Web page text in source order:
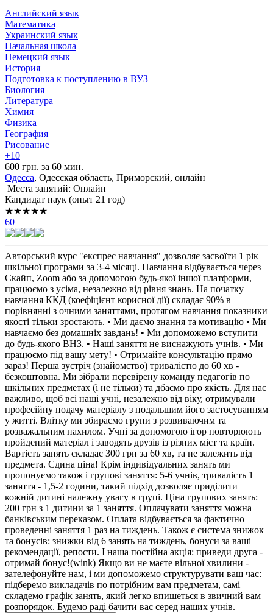
Английский язык
Математика
Украинский язык
Начальная школа
Немецкий язык
История
Подготовка к поступлению в ВУЗ
Биология
Литература
Химия
Физика
География
Рисование
+10
600 грн. за 60 мин.
Одесса, Одесская область, Приморский, онлайн
Места занятий: Онлайн
Кандидат наук (опыт 21 год)
★★★★★
60
Авторський курс "експрес навчання" дозволяє засвоїти 1 рік
шкільної програми за 3-4 місяці. Навчання відбувається через
Скайп, Zoom або за допомогою будь-якої іншої платформи,
працюємо з усіма, незалежно від рівня знань. На початку
навчання ККД (коефіцієнт корисної дії) складає 90% в
порівнянні з очними заняттями, протягом навчання показники
якості тільки зростають. • Ми даємо знання та мотивацію • Ми
навчаємо без домашніх завдань! • Ми допоможемо вступити
до будь-якого ВНЗ. • Наші заняття не виснажують учнів. • Ми
працюємо під вашу мету! • Отримайте консультацію прямо
зараз! Перша зустріч (знайомство) тривалістю до 60 хв -
безкоштовна. Ми зібрали перевірену команду педагогів по
шкільних предметах (і не тільки) та дбаємо про якість. Для нас
важливо, щоб всі наші учні, незалежно від віку, отримували
професійну подачу матеріалу з подальшим його застосуванням
у житті. Влітку ми збираємо групи з розвиваючим та
розважальним нахилом. Учні за допомогою ігор повторюють
пройдений матеріал і заводять друзів із різних міст та країн.
Вартість занять складає 300 грн за 60 хв, та не залежить від
предмета. Єдина ціна! Крім індивідуальних занять ми
пропонуємо також і групові заняття: 5-6 учнів, тривалість 1
заняття - 1,5-2 години, такий підхід дозволяє приділити
кожній дитині належну увагу в групі. Ціна групових занять:
200 грн з 1 дитини за 1 заняття. Оплачувати заняття можна
банківським переказом. Оплата відбувається за фактично
проведенні заняття 1 раз на тиждень. Також є система знижок
та бонусів: знижки від 6 занять на тиждень, бонуси за ваші
рекомендації, репости. І наша постійна акція: приведи друга -
отримай бонус!(wink) Якщо ви не маєте вільної хвилини -
зателефонуйте нам, і ми допоможемо структурувати ваш час:
підберемо викладачів по потрібним вам предметам, самі
складемо графік занять, який легко впишеться в звичний вам
розпорядок. Будемо раді бачити вас серед наших учнів.